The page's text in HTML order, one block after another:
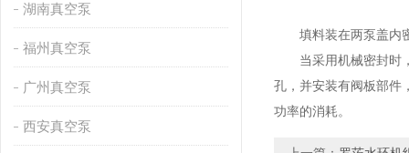
湖南真空泵
福州真空泵
广州真空泵
西安真空泵
填料装在两泵盖内密
当采用机械密封时，
孔，并安装有阀板部件
功率的消耗。